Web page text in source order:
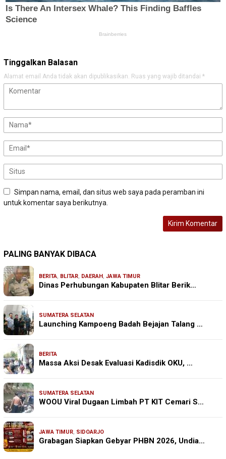
Tinggalkan Balasan
Alamat email Anda tidak akan dipublikasikan. Ruas yang wajib ditandai *
Simpan nama, email, dan situs web saya pada peramban ini
untuk komentar saya berikutnya.
PALING BANYAK DIBACA
BERITA, BLITAR, DAERAH, JAWA TIMUR
Dinas Perhubungan Kabupaten Blitar Berik…
SUMATERA SELATAN
Launching Kampoeng Badah Bejajan Talang …
BERITA
Massa Aksi Desak Evaluasi Kadisdik OKU, …
SUMATERA SELATAN
WOOU Viral Dugaan Limbah PT KIT Cemari S…
JAWA TIMUR, SIDOARJO
Grabagan Siapkan Gebyar PHBN 2026, Undia…